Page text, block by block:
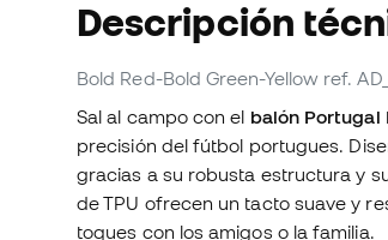
Descripción
Bold Red-Bold Green-Yellow ref.
Sal al campo con el balón Portugal
precisión del fútbol portugues.
gracias a su robusta estructura y
de TPU ofrecen un tacto suave y
toques con los amigos o la familia.